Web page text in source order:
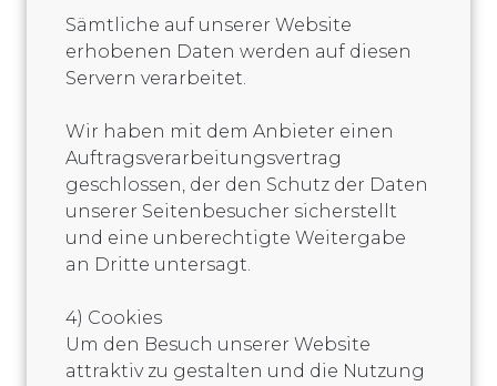
Sämtliche auf unserer Website
erhobenen Daten werden auf diesen
Servern verarbeitet.
Wir haben mit dem Anbieter einen
Auftragsverarbeitungsvertrag
geschlossen, der den Schutz der Daten
unserer Seitenbesucher sicherstellt
und eine unberechtigte Weitergabe
an Dritte untersagt.
4) Cookies
Um den Besuch unserer Website
attraktiv zu gestalten und die Nutzung